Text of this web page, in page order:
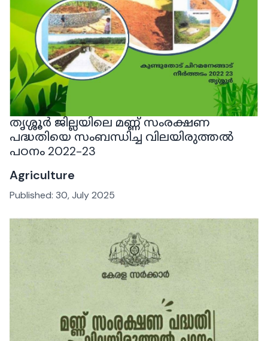
തൃശ്ശൂർ ജില്ലയിലെ മണ്ണ് സംരക്ഷണ
പദ്ധതിയെ സംബന്ധിച്ച വിലയിരുത്തൽ
പഠനം 2022-23
Agriculture
Published: 30, July 2025